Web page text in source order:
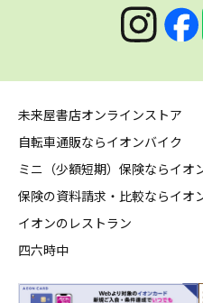
未来屋書店オンラインストア
自転車通販ならイオンバイク
ミニ（少額短期）保険ならイオ
保険の資料請求・比較ならイオ
イオンのレストラン
四六時中